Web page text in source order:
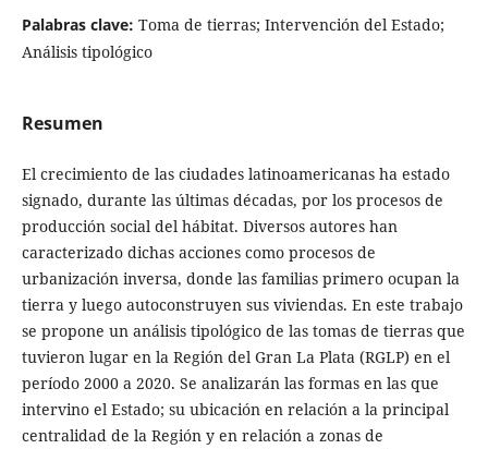
Palabras clave: Toma de tierras; Intervención del Estado;
Análisis tipológico
Resumen
El crecimiento de las ciudades latinoamericanas ha estado
signado, durante las últimas décadas, por los procesos de
producción social del hábitat. Diversos autores han
caracterizado dichas acciones como procesos de
urbanización inversa, donde las familias primero ocupan la
tierra y luego autoconstruyen sus viviendas. En este trabajo
se propone un análisis tipológico de las tomas de tierras que
tuvieron lugar en la Región del Gran La Plata (RGLP) en el
período 2000 a 2020. Se analizarán las formas en las que
intervino el Estado; su ubicación en relación a la principal
centralidad de la Región y en relación a zonas de